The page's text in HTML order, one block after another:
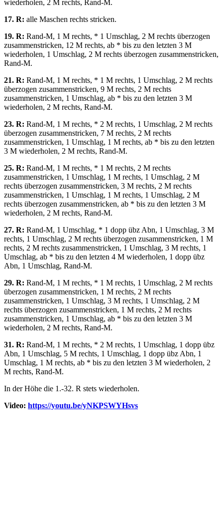
wiederholen, 2 M rechts, Rand-M.
17. R: alle Maschen rechts stricken.
19. R: Rand-M, 1 M rechts, * 1 Umschlag, 2 M rechts überzogen
zusammenstricken, 12 M rechts, ab * bis zu den letzten 3 M
wiederholen, 1 Umschlag, 2 M rechts überzogen zusammenstricken,
Rand-M.
21. R: Rand-M, 1 M rechts, * 1 M rechts, 1 Umschlag, 2 M rechts
überzogen zusammenstricken, 9 M rechts, 2 M rechts
zusammenstricken, 1 Umschlag, ab * bis zu den letzten 3 M
wiederholen, 2 M rechts, Rand-M.
23. R: Rand-M, 1 M rechts, * 2 M rechts, 1 Umschlag, 2 M rechts
überzogen zusammenstricken, 7 M rechts, 2 M rechts
zusammenstricken, 1 Umschlag, 1 M rechts, ab * bis zu den letzten
3 M wiederholen, 2 M rechts, Rand-M.
25. R: Rand-M, 1 M rechts, * 1 M rechts, 2 M rechts
zusammenstricken, 1 Umschlag, 1 M rechts, 1 Umschlag, 2 M
rechts überzogen zusammenstricken, 3 M rechts, 2 M rechts
zusammenstricken, 1 Umschlag, 1 M rechts, 1 Umschlag, 2 M
rechts überzogen zusammenstricken, ab * bis zu den letzten 3 M
wiederholen, 2 M rechts, Rand-M.
27. R: Rand-M, 1 Umschlag, * 1 dopp übz Abn, 1 Umschlag, 3 M
rechts, 1 Umschlag, 2 M rechts überzogen zusammenstricken, 1 M
rechts, 2 M rechts zusammenstricken, 1 Umschlag, 3 M rechts, 1
Umschlag, ab * bis zu den letzten 4 M wiederholen, 1 dopp übz
Abn, 1 Umschlag, Rand-M.
29. R: Rand-M, 1 M rechts, * 1 M rechts, 1 Umschlag, 2 M rechts
überzogen zusammenstricken, 1 M rechts, 2 M rechts
zusammenstricken, 1 Umschlag, 3 M rechts, 1 Umschlag, 2 M
rechts überzogen zusammenstricken, 1 M rechts, 2 M rechts
zusammenstricken, 1 Umschlag, ab * bis zu den letzten 3 M
wiederholen, 2 M rechts, Rand-M.
31. R: Rand-M, 1 M rechts, * 2 M rechts, 1 Umschlag, 1 dopp übz
Abn, 1 Umschlag, 5 M rechts, 1 Umschlag, 1 dopp übz Abn, 1
Umschlag, 1 M rechts, ab * bis zu den letzten 3 M wiederholen, 2
M rechts, Rand-M.
In der Höhe die 1.-32. R stets wiederholen.
Video: https://youtu.be/yNKPSWYHsvs